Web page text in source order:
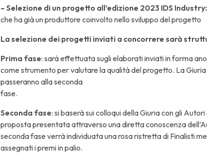
– Selezione di un progetto all’edizione 2023 IDS Industry:
che ha già un produttore coinvolto nello sviluppo del progetto
La selezione dei progetti inviati a concorrere sarà
Prima fase: sarà effettuata sugli elaborati inviati in forma
come strumento per valutare la qualità del progetto. La
passeranno alla seconda
Seconda fase: si baserà sui colloqui della Giuria con gli
proposta presentata attraverso una diretta conoscenza
seconda fase verrà individuata una rosa ristretta di Finalisti
assegnati i premi in palio.